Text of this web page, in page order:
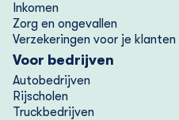
Inkomen
Zorg en ongevallen
Verzekeringen voor je klanten
Voor bedrijven
Autobedrijven
Rijscholen
Truckbedrijven